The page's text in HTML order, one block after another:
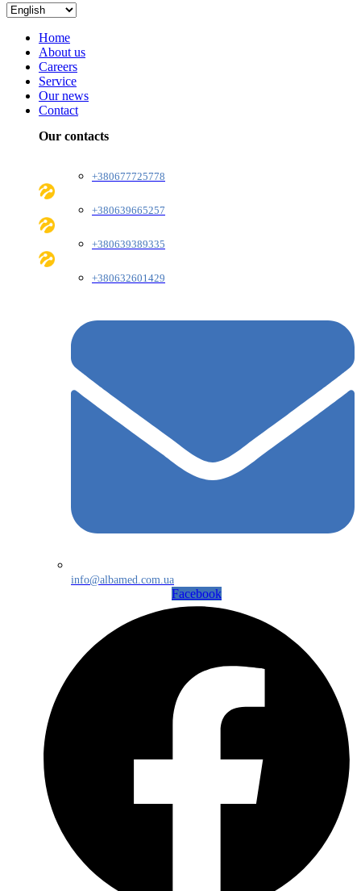
Home
About us
Careers
Service
Our news
Contact
Our contacts
+380677725778
+380639665257
+380639389335
+380632601429
info@albamed.com.ua
Facebook